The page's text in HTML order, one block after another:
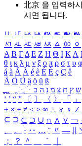
北京 을 입력하
시면 됩니다.
ㅥ ㅦ ㅧ ㅨ ㅩ ㅪ ㅫ ㅬ
ㅺ ㅻ ㅼ ㅽ ㅾ ㅿ ㆀ ㆁ
Α Β ΓΔ Ε Ζ Η Θ Ι ΚΛ
θ ι κ λ μ ν ξ ο π ρ σ τ υ φ
á à Á À é è É È ç Ç ê
Ä Ö Ü ä ö ü ß
ִֶֹ ֻּ ׁׂ ש ץ ת צ מ נ ה ב
‘ ’ “ ” 〔 〕 〈 〉 「 」
± × ÷ ≠ ≤ ≥ ∞ ∴ ♂ ♀ ∠
⊆ ⊇ ⊂ ⊃ ∪ ∩ ∧ ∨ ￢
、
。 · ‥ … ¨ 〃 ―
；
？ ＾ ｀